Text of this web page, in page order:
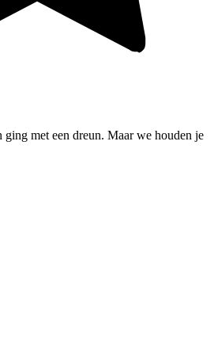
ging met een dreun. Maar we houden je